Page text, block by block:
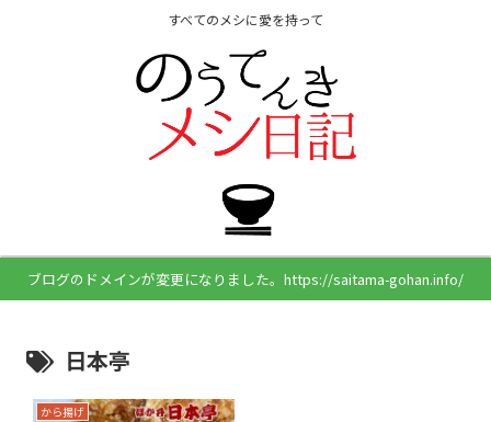
すべてのメシに愛を持って
ブログのドメインが変更になりました。https://saitama-gohan.info/
日本亭
から揚げ